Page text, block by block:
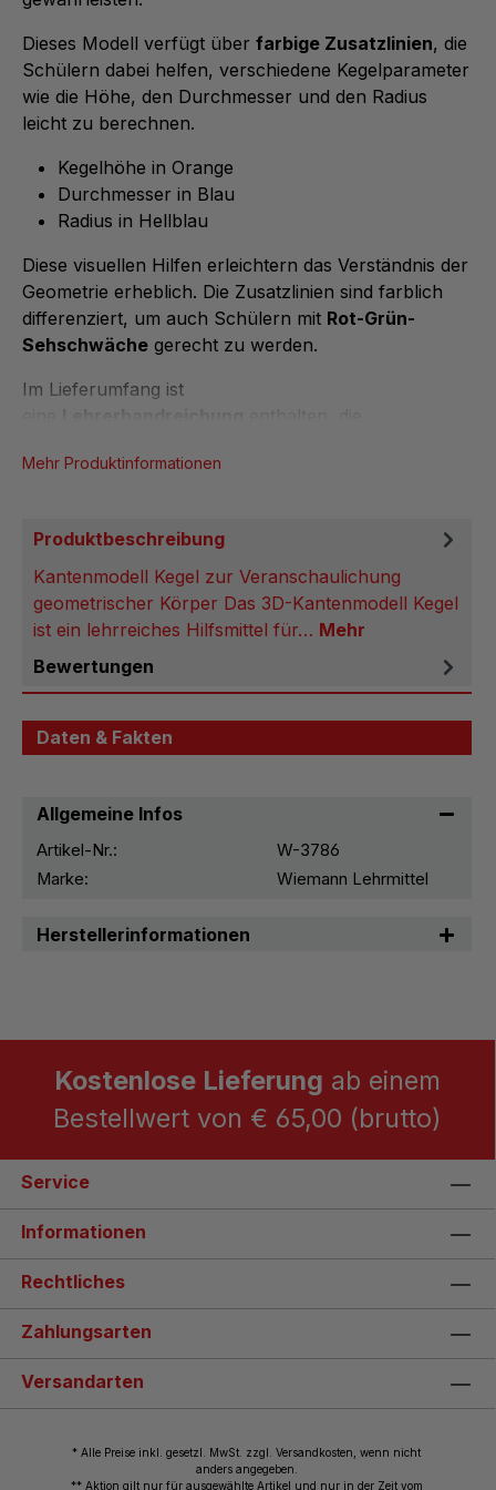
Dieses Modell verfügt über farbige Zusatzlinien, die
Schülern dabei helfen, verschiedene Kegelparameter
wie die Höhe, den Durchmesser und den Radius
leicht zu berechnen.
Kegelhöhe in Orange
Durchmesser in Blau
Radius in Hellblau
Diese visuellen Hilfen erleichtern das Verständnis der
Geometrie erheblich. Die Zusatzlinien sind farblich
differenziert, um auch Schülern mit Rot-Grün-
Sehschwäche gerecht zu werden.
Im Lieferumfang ist
Mehr Produktinformationen
Produktbeschreibung
Kantenmodell Kegel zur Veranschaulichung
geometrischer Körper Das 3D-Kantenmodell Kegel
ist ein lehrreiches Hilfsmittel für… Mehr
Bewertungen
Daten & Fakten
Allgemeine Infos
Artikel-Nr.:
W-3786
Marke:
Wiemann Lehrmittel
Herstellerinformationen
Kostenlose Lieferung ab einem
Bestellwert von € 65,00 (brutto)
Service
Informationen
Rechtliches
Zahlungsarten
Versandarten
* Alle Preise inkl. gesetzl. MwSt. zzgl. Versandkosten, wenn nicht
anders angegeben.
** Aktion gilt nur für ausgewählte Artikel und nur in der Zeit vom